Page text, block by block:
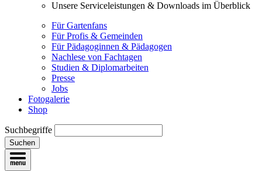
Unsere Serviceleistungen & Downloads im Überblick
Für Gartenfans
Für Profis & Gemeinden
Für Pädagoginnen & Pädagogen
Nachlese von Fachtagen
Studien & Diplomarbeiten
Presse
Jobs
Fotogalerie
Shop
Suchbegriffe
Suchen